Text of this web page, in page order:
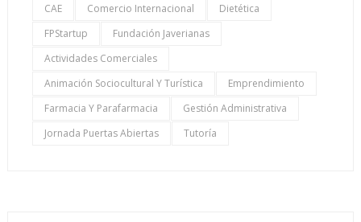
CAE
Comercio Internacional
Dietética
FPStartup
Fundación Javerianas
Actividades Comerciales
Animación Sociocultural Y Turística
Emprendimiento
Farmacia Y Parafarmacia
Gestión Administrativa
Jornada Puertas Abiertas
Tutoría